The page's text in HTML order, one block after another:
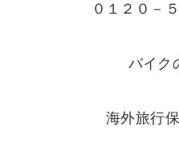
０１２０－
バイク
海外旅行